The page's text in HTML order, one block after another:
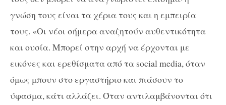
γνώση τους είναι τα χέρια τους και η εμπειρία
τους. «Οι νέοι σήμερα αναζητούν αυθεντικότητα
και ουσία. Μπορεί στην αρχή να έρχονται με
εικόνες και ερεθίσματα από τα social media, όταν
όμως μπουν στο εργαστήριο και πιάσουν το
ύφασμα, κάτι αλλάζει. Όταν αντιλαμβάνονται ότι